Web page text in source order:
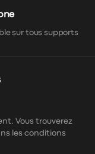
sur tous supports
Vous trouverez
les conditions